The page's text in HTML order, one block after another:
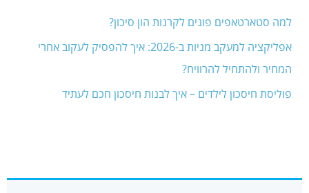
למה סטארטאפים פונים לקרנות הון סיכון?
אפליקציה למעקב מניות ב-2026: איך להפסיק לעקוב אחרי
המחיר ולהתחיל להרוויח?
פוליסת חיסכון לילדים – איך לבנות חיסכון חכם לעתיד